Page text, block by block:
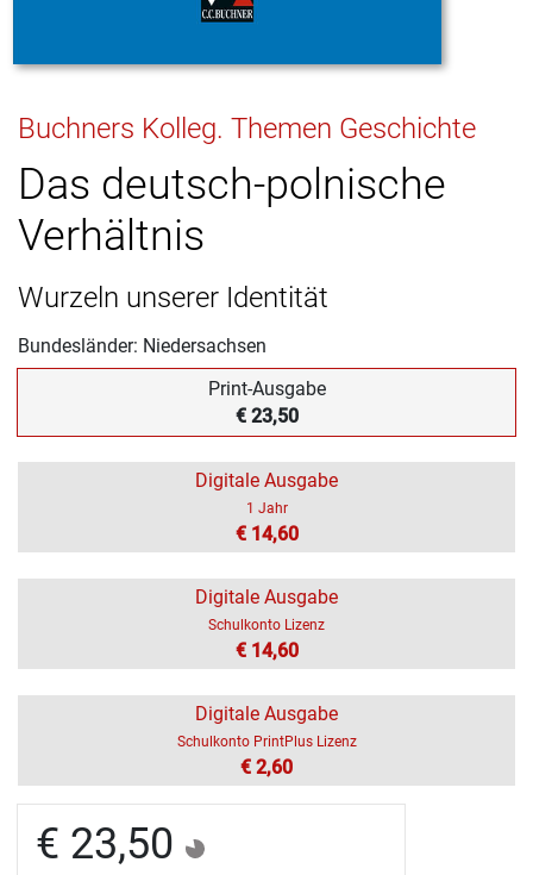
Buchners Kolleg. Themen Geschichte
Das deutsch-polnische
Verhältnis
Wurzeln unserer Identität
Bundesländer: Niedersachsen
Print-Ausgabe
€ 23,50
Digitale Ausgabe
1 Jahr
€ 14,60
Digitale Ausgabe
Schulkonto Lizenz
€ 14,60
Digitale Ausgabe
Schulkonto PrintPlus Lizenz
€ 2,60
€ 23,50